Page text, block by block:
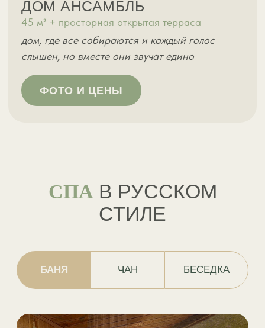
вместимость до 12 человек
минимальное время для
бронирования — 4 часа
ПОДРОБНЕЕ ОБ АРЕНДЕ
БЕСЕДКИ